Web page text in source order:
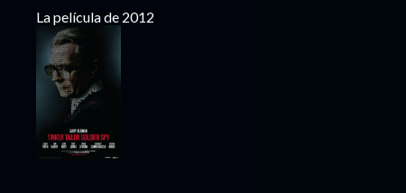
La película de 2012